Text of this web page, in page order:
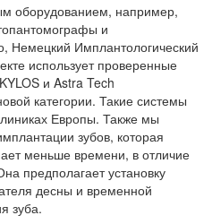
оборудованием, например,
и
Немецкий Имплантологический
использует проверенные
и Astra Tech
категории. Такие системы
Европы. Также мы
зубов, которая
меньше времени, в отличие
предполагает установку
десны и временной
зуба.